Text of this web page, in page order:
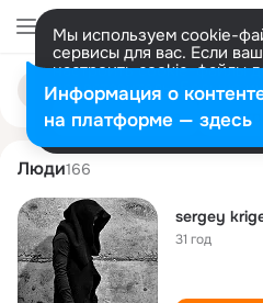
Мы используем cookie-
сервисы для вас. Если
настроить cookie-файлы
представитель. Больше
Разрешить все
Поиск
людям
sergey kriger
Люди166
sergey
31 год
Информация о
на платформе — здесь